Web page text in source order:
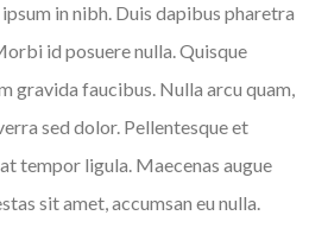
in nibh. Duis dapibus pharetra
id posuere nulla. Quisque
gravida faucibus. Nulla arcu quam,
sed dolor. Pellentesque et
tempor ligula. Maecenas augue
sit amet, accumsan eu nulla.